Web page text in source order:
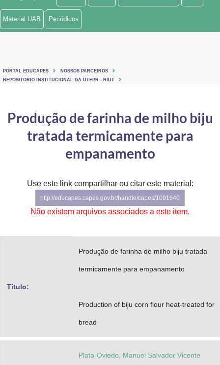
Ministério de Minas e Energia
Ministério do Turismo
Controladoria-Geral da União
Secretaria de Governo
Gabinete de Segurança Institucional
Material UAB Periódicos
PORTAL EDUCAPES
NOSSOS PARCEIROS
REPOSITORIO INSTITUCIONAL DA UTFPR - RIUT
Produção de farinha de milho biju
tratada termicamente para
empanamento
Use este link compartilhar ou citar este material:
http://educapes.capes.gov.br/handle/capes/1091640
Não existem arquivos associados a este item.
Título:
Produção de farinha de milho biju tratada
termicamente para empanamento
Production of biju corn flour heat-treated for
bread
Plata-Oviedo, Manuel Salvador Vicente